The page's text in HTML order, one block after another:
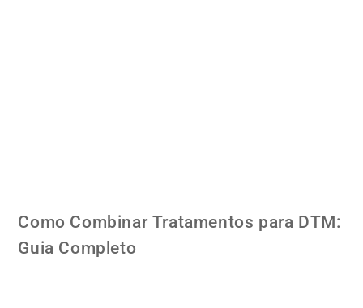
Como Combinar Tratamentos para DTM:
Guia Completo